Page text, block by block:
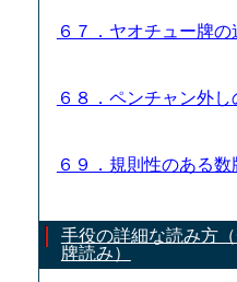
６７．ヤオチュー牌
６８．ペンチャン外
６９．規則性のある
手役の詳細な読み方
牌読み）